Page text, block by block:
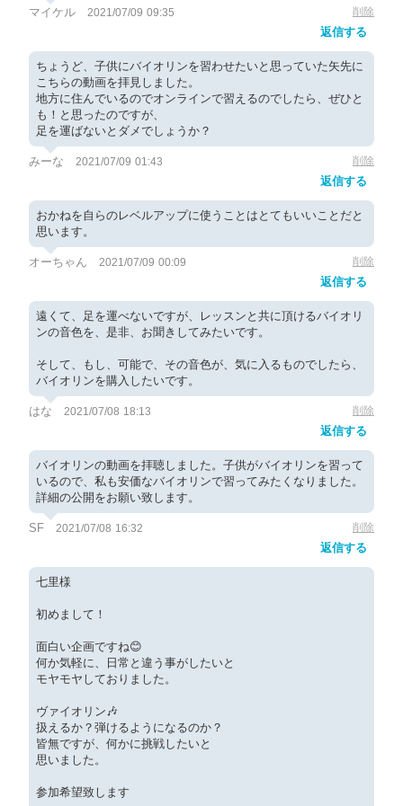
マイケル 2021/07/09 09:35 削除
返信する
ちょうど、子供にバイオリンを習わせたいと思っていた矢先に
こちらの動画を拝見しました。
地方に住んでいるのでオンラインで習えるのでしたら、ぜひと
も！と思ったのですが、
足を運ばないとダメでしょうか？
みーな 2021/07/09 01:43 削除
返信する
おかねを自らのレベルアップに使うことはとてもいいことだと
思います。
オーちゃん 2021/07/09 00:09 削除
返信する
遠くて、足を運べないですが、レッスンと共に頂けるバイオリ
ンの音色を、是非、お聞きしてみたいです。
そして、もし、可能で、その音色が、気に入るものでしたら、
バイオリンを購入したいです。
はな 2021/07/08 18:13 削除
返信する
バイオリンの動画を拝聴しました。子供がバイオリンを習って
いるので、私も安価なバイオリンで習ってみたくなりました。
詳細の公開をお願い致します。
SF 2021/07/08 16:32 削除
返信する
七里様
初めまして！
面白い企画ですね😊
何か気軽に、日常と違う事がしたいと
モヤモヤしておりました。
ヴァイオリン🎶
扱えるか？弾けるようになるのか？
皆無ですが、何かに挑戦したいと
思いました。
参加希望致します